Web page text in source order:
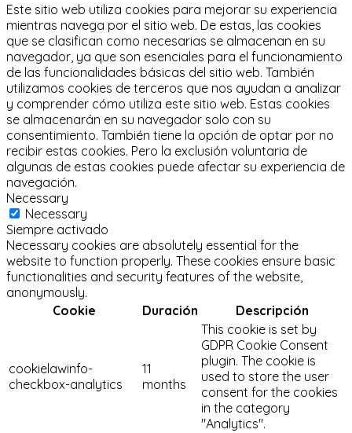
Este sitio web utiliza cookies para mejorar su experiencia
mientras navega por el sitio web. De estas, las cookies
que se clasifican como necesarias se almacenan en su
navegador, ya que son esenciales para el funcionamiento
de las funcionalidades básicas del sitio web. También
utilizamos cookies de terceros que nos ayudan a analizar
y comprender cómo utiliza este sitio web. Estas cookies
se almacenarán en su navegador solo con su
consentimiento. También tiene la opción de optar por no
recibir estas cookies. Pero la exclusión voluntaria de
algunas de estas cookies puede afectar su experiencia de
navegación.
Necessary
Necessary
Siempre activado
Necessary cookies are absolutely essential for the
website to function properly. These cookies ensure basic
functionalities and security features of the website,
anonymously.
Cookie
Duración Descripción
cookielawinfo-
checkbox-analytics
11
months
This cookie is set by
GDPR Cookie Consent
plugin. The cookie is
used to store the user
consent for the cookies
in the category
"Analytics".